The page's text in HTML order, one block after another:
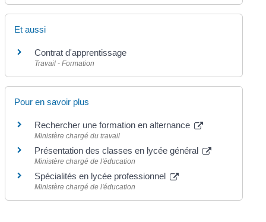
Et aussi
Contrat d'apprentissage
Travail - Formation
Pour en savoir plus
Rechercher une formation en alternance
Ministère chargé du travail
Présentation des classes en lycée général
Ministère chargé de l'éducation
Spécialités en lycée professionnel
Ministère chargé de l'éducation